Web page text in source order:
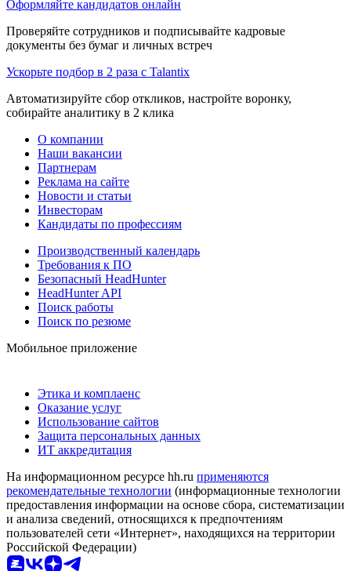
Оформляйте кандидатов онлайн
Проверяйте сотрудников и подписывайте кадровые
документы без бумаг и личных встреч
Ускорьте подбор в 2 раза с Talantix
Автоматизируйте сбор откликов, настройте воронку,
собирайте аналитику в 2 клика
О компании
Наши вакансии
Партнерам
Реклама на сайте
Новости и статьи
Инвесторам
Кандидаты по профессиям
Производственный календарь
Требования к ПО
Безопасный HeadHunter
HeadHunter API
Поиск работы
Поиск по резюме
Мобильное приложение
Этика и комплаенс
Оказание услуг
Использование сайтов
Защита персональных данных
ИТ аккредитация
На информационном ресурсе hh.ru применяются
рекомендательные технологии (информационные технологии
предоставления информации на основе сбора, систематизации
и анализа сведений, относящихся к предпочтениям
пользователей сети «Интернет», находящихся на территории
Российской Федерации)